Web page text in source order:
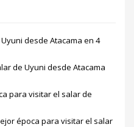
desde Atacama en 4
de Uyuni desde Atacama
para visitar el salar de
época para visitar el salar